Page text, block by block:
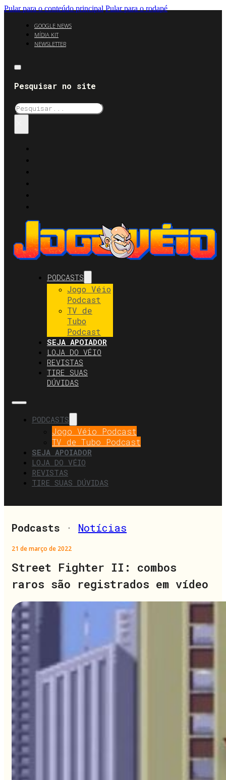
Pular para o conteúdo principal Pular para o rodapé
GOOGLE NEWS
MÍDIA KIT
NEWSLETTER
Pesquisar no site
Pesquisar
PODCASTS
Jogo Véio
Podcast
TV de
Tubo
Podcast
SEJA APOIADOR
LOJA DO VÉIO
REVISTAS
TIRE SUAS
DÚVIDAS
PODCASTS
Jogo Véio Podcast
TV de Tubo Podcast
SEJA APOIADOR
LOJA DO VÉIO
REVISTAS
TIRE SUAS DÚVIDAS
Podcasts · Notícias
21 de março de 2022
Street Fighter II: combos
raros são registrados em vídeo